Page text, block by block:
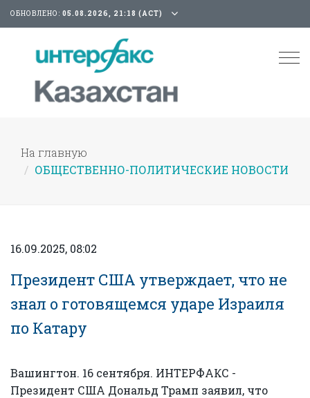
ОБНОВЛЕНО: 05.08.2026, 21:18 (АСТ)
На главную
ОБЩЕСТВЕННО-ПОЛИТИЧЕСКИЕ НОВОСТИ
16.09.2025, 08:02
Президент США утверждает, что не
знал о готовящемся ударе Израиля
по Катару
Вашингтон. 16 сентября. ИНТЕРФАКС -
Президент США Дональд Трамп заявил, что